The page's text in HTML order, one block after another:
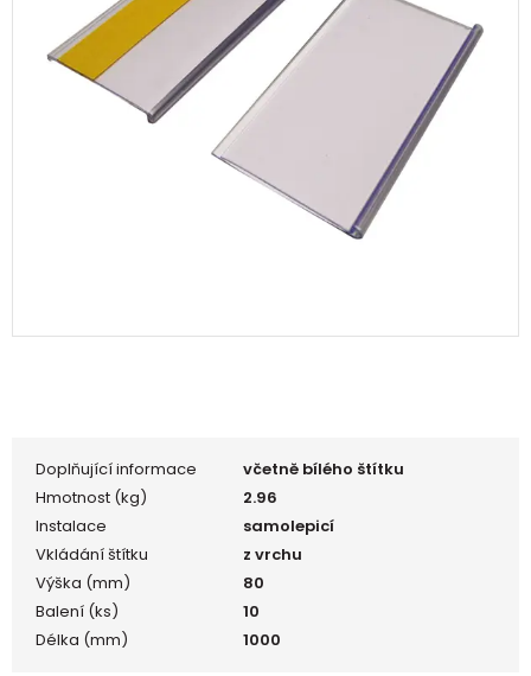
Doplňující informace
včetně bílého štítku
Hmotnost (kg)
2.96
Instalace
samolepicí
Vkládání štítku
z vrchu
Výška (mm)
80
Balení (ks)
10
Délka (mm)
1000